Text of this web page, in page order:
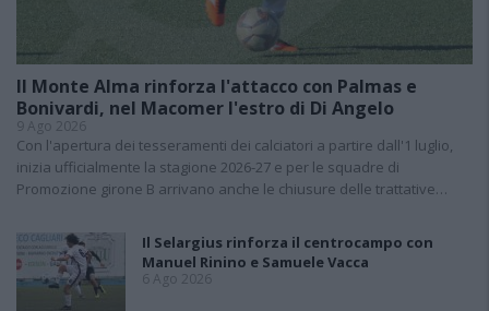
Il Monte Alma rinforza l'attacco con Palmas e
Bonivardi, nel Macomer l'estro di Di Angelo
9 Ago 2026
Con l'apertura dei tesseramenti dei calciatori a partire dall'1 luglio,
inizia ufficialmente la stagione 2026-27 e per le squadre di
Promozione girone B arrivano anche le chiusure delle trattative…
Il Selargius rinforza il centrocampo con
Manuel Rinino e Samuele Vacca
6 Ago 2026